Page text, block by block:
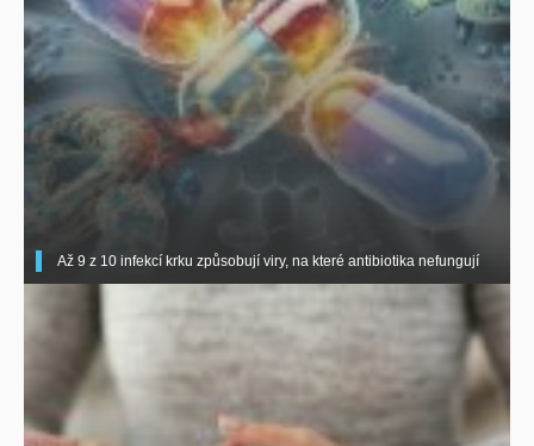
Až 9 z 10 infekcí krku způsobují viry, na které antibiotika nefungují